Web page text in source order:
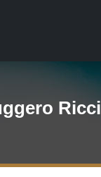
Ricci